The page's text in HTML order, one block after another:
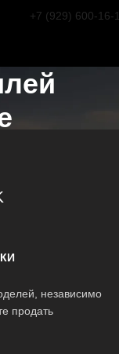
+7 (929) 600-16-
независимо
продать